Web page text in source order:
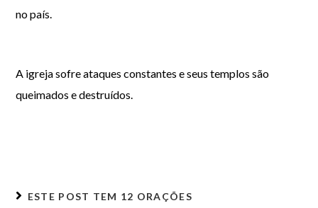
no país.
A igreja sofre ataques constantes e seus templos são
queimados e destruídos.
ESTE POST TEM 12 ORAÇÕES